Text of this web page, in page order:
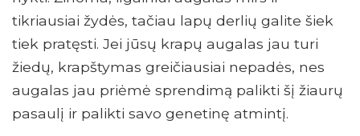
tikriausiai žydės, tačiau lapų derlių galite šiek
tiek pratęsti. Jei jūsų krapų augalas jau turi
žiedų, krapštymas greičiausiai nepadės, nes
augalas jau priėmė sprendimą palikti šį žiaurų
pasaulį ir palikti savo genetinę atmintį.